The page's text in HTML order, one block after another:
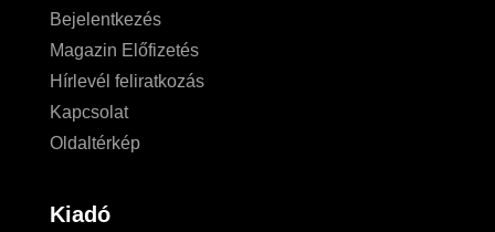
Bejelentkezés
Magazin Előfizetés
Hírlevél feliratkozás
Kapcsolat
Oldaltérkép
Kiadó